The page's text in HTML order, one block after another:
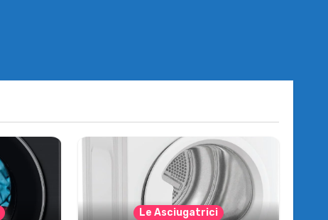
Le Asciugatrici